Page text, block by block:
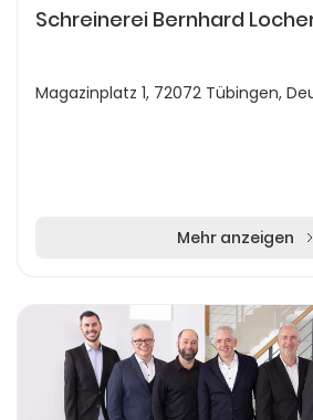
Schreinerei Bernhard
Magazinplatz 1, 72072 Tübingen,
Mehr anzeigen